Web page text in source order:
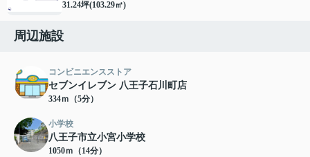
31.24坪(103.29㎡)
周辺施設
コンビニエンスストア
セブンイレブン 八王子石川町店
334ｍ（5分）
小学校
八王子市立小宮小学校
1050ｍ（14分）